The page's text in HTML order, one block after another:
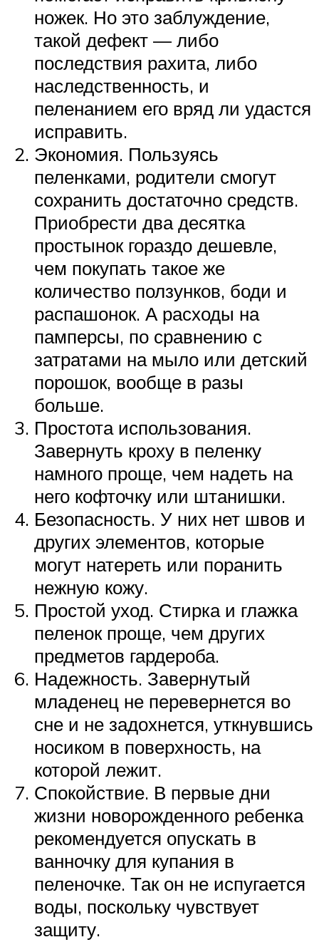
ножек. Но это заблуждение,
такой дефект — либо
последствия рахита, либо
наследственность, и
пеленанием его вряд ли удастся
исправить.
Экономия. Пользуясь
пеленками, родители смогут
сохранить достаточно средств.
Приобрести два десятка
простынок гораздо дешевле,
чем покупать такое же
количество ползунков, боди и
распашонок. А расходы на
памперсы, по сравнению с
затратами на мыло или детский
порошок, вообще в разы
больше.
Простота использования.
Завернуть кроху в пеленку
намного проще, чем надеть на
него кофточку или штанишки.
Безопасность. У них нет швов и
других элементов, которые
могут натереть или поранить
нежную кожу.
Простой уход. Стирка и глажка
пеленок проще, чем других
предметов гардероба.
Надежность. Завернутый
младенец не перевернется во
сне и не задохнется, уткнувшись
носиком в поверхность, на
которой лежит.
Спокойствие. В первые дни
жизни новорожденного ребенка
рекомендуется опускать в
ванночку для купания в
пеленочке. Так он не испугается
воды, поскольку чувствует
защиту.